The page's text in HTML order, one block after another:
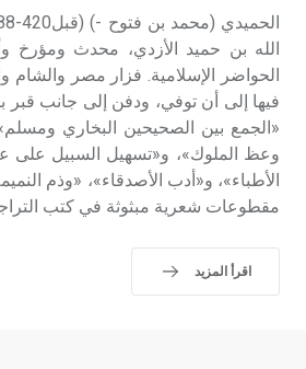
الله بن حميد الأزدي، محدث ومؤرخ
الحواضر الإسلامية. فزار مصر والشام
«الجمع بين الصحيحين البخاري
وعظ الملوك»، و«تسهيل السبيل على
الأطباء»، و«أدب الأصدقاء»، «وذم
مقطوعات شعرية مبثوثة في كتب
اقرأ المزيد